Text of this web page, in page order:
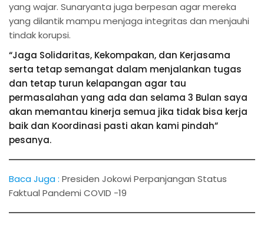
yang wajar. Sunaryanta juga berpesan agar mereka
yang dilantik mampu menjaga integritas dan menjauhi
tindak korupsi.
“Jaga Solidaritas, Kekompakan, dan Kerjasama
serta tetap semangat dalam menjalankan tugas
dan tetap turun kelapangan agar tau
permasalahan yang ada dan selama 3 Bulan saya
akan memantau kinerja semua jika tidak bisa kerja
baik dan Koordinasi pasti akan kami pindah”
pesanya.
Baca Juga : Presiden Jokowi Perpanjangan Status
Faktual Pandemi COVID -19